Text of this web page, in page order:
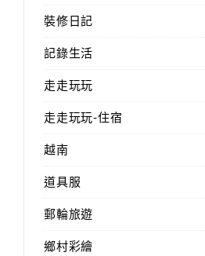
裝修日記
記錄生活
走走玩玩
走走玩玩-住宿
越南
道具服
郵輪旅遊
鄉村彩繪